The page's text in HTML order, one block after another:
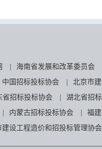
海南省发展和改革委员会
中国招标投标协会 北京市
省招标投标协会 湖北省招
内蒙古招标投标协会 福
建设工程造价和招投标管理协会